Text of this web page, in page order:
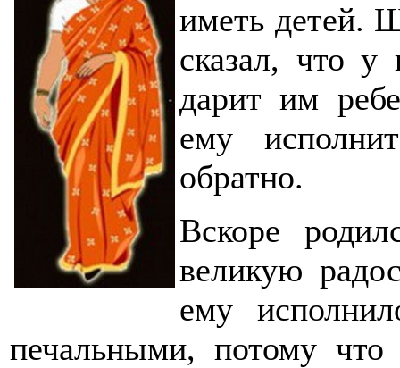
иметь детей.
сказал, что
дарит им
ему
обратно.
Вскоре
великую
ему
печальными, потому что